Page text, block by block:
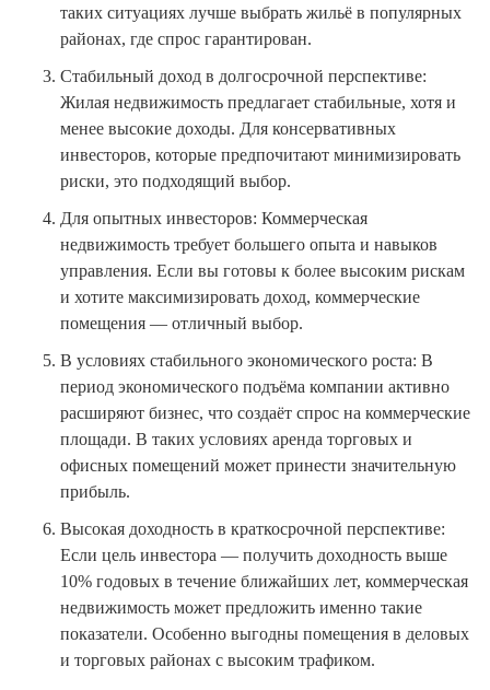
таких ситуациях лучше выбрать жильё в популярных
районах, где спрос гарантирован.
Стабильный доход в долгосрочной перспективе:
Жилая недвижимость предлагает стабильные, хотя и
менее высокие доходы. Для консервативных
инвесторов, которые предпочитают минимизировать
риски, это подходящий выбор.
Для опытных инвесторов: Коммерческая
недвижимость требует большего опыта и навыков
управления. Если вы готовы к более высоким рискам
и хотите максимизировать доход, коммерческие
помещения — отличный выбор.
В условиях стабильного экономического роста: В
период экономического подъёма компании активно
расширяют бизнес, что создаёт спрос на коммерческие
площади. В таких условиях аренда торговых и
офисных помещений может принести значительную
прибыль.
Высокая доходность в краткосрочной перспективе:
Если цель инвестора — получить доходность выше
10% годовых в течение ближайших лет, коммерческая
недвижимость может предложить именно такие
показатели. Особенно выгодны помещения в деловых
и торговых районах с высоким трафиком.